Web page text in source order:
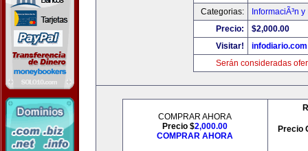
Categorias:
InformaciÃ³n
Precio:
$2,000.00
Visitar!
infodiario.com
Serán consideradas
COMPRAR AHORA
Precio $2,000.00
COMPRAR AHORA
Precio